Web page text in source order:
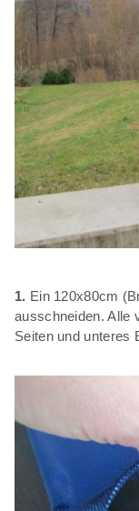
1. Ein 120x80cm
ausschneiden. Alle
Seiten und unteres